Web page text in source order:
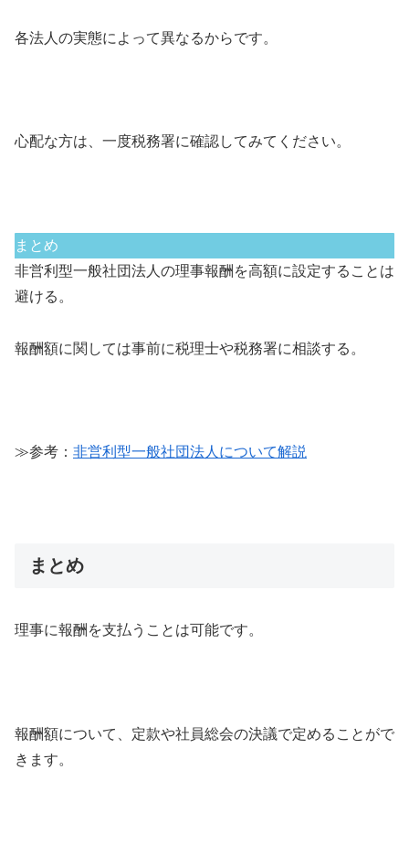
各法人の実態によって異なるからです。
心配な方は、一度税務署に確認してみてください。
まとめ
非営利型一般社団法人の理事報酬を高額に設定することは
避ける。
報酬額に関しては事前に税理士や税務署に相談する。
≫参考： 非営利型一般社団法人について解説
まとめ
理事に報酬を支払うことは可能です。
報酬額について、定款や社員総会の決議で定めることがで
きます。